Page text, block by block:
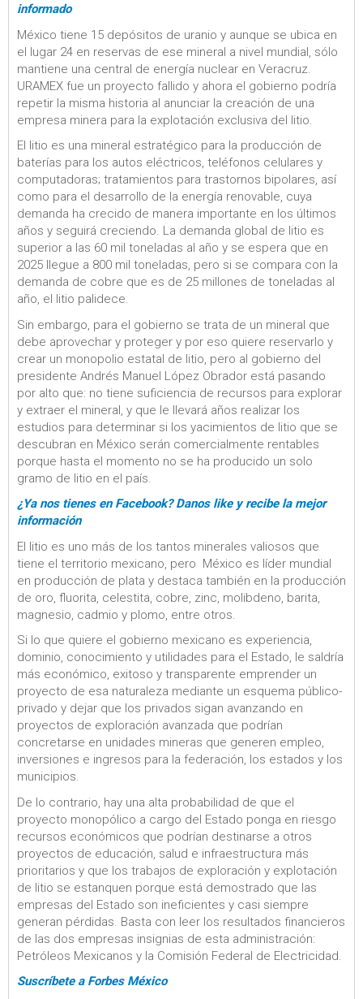
informado
México tiene 15 depósitos de uranio y aunque se ubica en
el lugar 24 en reservas de ese mineral a nivel mundial, sólo
mantiene una central de energía nuclear en Veracruz.
URAMEX fue un proyecto fallido y ahora el gobierno podría
repetir la misma historia al anunciar la creación de una
empresa minera para la explotación exclusiva del litio.
El litio es una mineral estratégico para la producción de
baterías para los autos eléctricos, teléfonos celulares y
computadoras; tratamientos para trastornos bipolares, así
como para el desarrollo de la energía renovable, cuya
demanda ha crecido de manera importante en los últimos
años y seguirá creciendo. La demanda global de litio es
superior a las 60 mil toneladas al año y se espera que en
2025 llegue a 800 mil toneladas, pero si se compara con la
demanda de cobre que es de 25 millones de toneladas al
año, el litio palidece.
Sin embargo, para el gobierno se trata de un mineral que
debe aprovechar y proteger y por eso quiere reservarlo y
crear un monopolio estatal de litio, pero al gobierno del
presidente Andrés Manuel López Obrador está pasando
por alto que: no tiene suficiencia de recursos para explorar
y extraer el mineral, y que le llevará años realizar los
estudios para determinar si los yacimientos de litio que se
descubran en México serán comercialmente rentables
porque hasta el momento no se ha producido un solo
gramo de litio en el país.
¿Ya nos tienes en Facebook? Danos like y recibe la mejor
información
El litio es uno más de los tantos minerales valiosos que
tiene el territorio mexicano, pero México es líder mundial
en producción de plata y destaca también en la producción
de oro, fluorita, celestita, cobre, zinc, molibdeno, barita,
magnesio, cadmio y plomo, entre otros.
Si lo que quiere el gobierno mexicano es experiencia,
dominio, conocimiento y utilidades para el Estado, le saldría
más económico, exitoso y transparente emprender un
proyecto de esa naturaleza mediante un esquema público-
privado y dejar que los privados sigan avanzando en
proyectos de exploración avanzada que podrían
concretarse en unidades mineras que generen empleo,
inversiones e ingresos para la federación, los estados y los
municipios.
De lo contrario, hay una alta probabilidad de que el
proyecto monopólico a cargo del Estado ponga en riesgo
recursos económicos que podrían destinarse a otros
proyectos de educación, salud e infraestructura más
prioritarios y que los trabajos de exploración y explotación
de litio se estanquen porque está demostrado que las
empresas del Estado son ineficientes y casi siempre
generan pérdidas. Basta con leer los resultados financieros
de las dos empresas insignias de esta administración:
Petróleos Mexicanos y la Comisión Federal de Electricidad.
Suscríbete a Forbes México